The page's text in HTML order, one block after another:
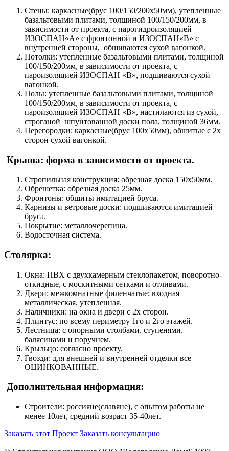
Стены: каркасные(брус 100/150/200х50мм), утепленные
базальтовыми плитами, толщиной 100/150/200мм, в
зависимости от проекта, с парогидроизоляцией
ИЗОСПАН«А» с фронтонной и ИЗОСПАН«В» с
внутренней стороны, обшиваются сухой вагонкой.
Потолки: утепленные базальтовыми плитами, толщиной
100/150/200мм, в зависимости от проекта, с
пароизоляцией ИЗОСПАН «В», подшиваются сухой
вагонкой.
Полы: утепленные базальтовыми плитами, толщиной
100/150/200мм, в зависимости от проекта, с
пароизоляцией ИЗОСПАН «В», настилаются из сухой,
строганой шпунтованной доски пола, толщиной 36мм.
Перегородки: каркасные(брус 100х50мм), обшитые с 2х
сторон сухой вагонкой.
Крыша: форма в зависимости от проекта.
Стропильная конструкция: обрезная доска 150х50мм.
Обрешетка: обрезная доска 25мм.
Фронтоны: обшиты имитацией бруса.
Карнизы и ветровые доски: подшиваются имитацией
бруса.
Покрытие: металлочерепица.
Водосточная система.
Столярка:
Окна: ПВХ с двухкамерным стеклопакетом, поворотно-
откидные, с москитными сетками и отливами.
Двери: межкомнатные филенчатые; входная
металлическая, утепленная.
Наличники: на окна и двери с 2х сторон.
Плинтус: по всему периметру 1го и 2го этажей.
Лестница: с опорными столбами, ступенями,
балясинами и поручнем.
Крыльцо: согласно проекту.
Гвозди: для внешней и внутренней отделки все
ОЦИНКОВАННЫЕ.
Дополнительная информация:
Строители: россияне(славяне), с опытом работы не
менее 10лет, средний возраст 35-40лет.
Заказать этот Проект Заказать консультацию